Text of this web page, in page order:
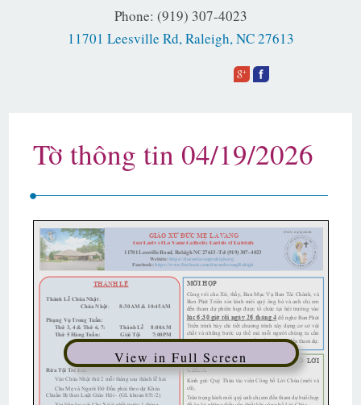
Phone: (919) 307-4023
11701 Leesville Rd, Raleigh, NC 27613
Tờ thông tin 04/19/2026
View in Full Screen